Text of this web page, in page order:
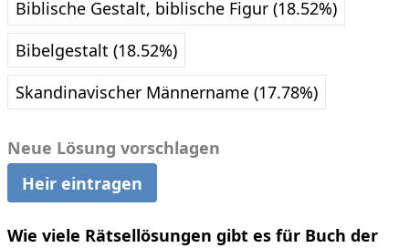
Biblische Gestalt, biblische Figur (18.52%)
Bibelgestalt (18.52%)
Skandinavischer Männername (17.78%)
Neue Lösung vorschlagen
Heir eintragen
Wie viele Rätsellösungen gibt es für Buch der